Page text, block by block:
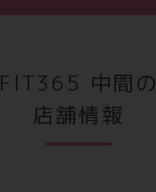
FIT365 中間の
店舗情報